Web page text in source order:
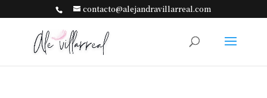
contacto@alejandravillarreal.com